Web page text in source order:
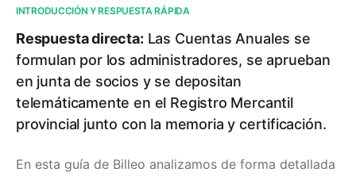
INTRODUCCIÓN Y RESPUESTA RÁPIDA
Respuesta directa: Las Cuentas Anuales se
formulan por los administradores, se aprueban
en junta de socios y se depositan
telemáticamente en el Registro Mercantil
provincial junto con la memoria y certificación.
En esta guía de Billeo analizamos de forma detallada